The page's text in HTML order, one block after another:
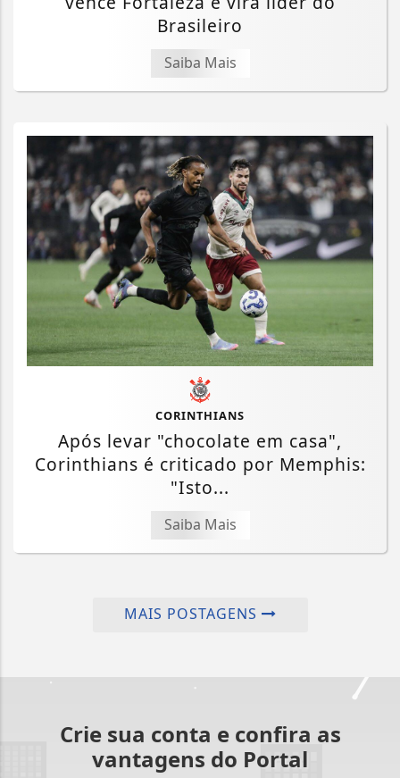
Brasileiro
Saiba Mais
CORINTHIANS
Após levar "chocolate em casa",
Corinthians é criticado por Memphis:
"Isto...
Saiba Mais
MAIS POSTAGENS
Crie sua conta e confira as
vantagens do Portal